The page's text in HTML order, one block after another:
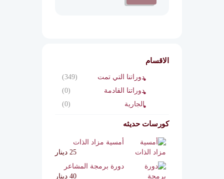
الاقسام
دوراتنا التي تمت
(349)
دوراتنا القادمة
(0)
الجارية
(0)
كورسات حديثه
أمسية مزاد الذات
25 دينار
دورة برمجة المشاعر
40 دينار